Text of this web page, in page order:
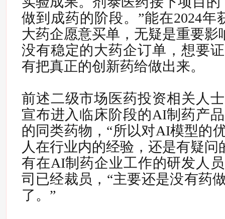
做到成药的阶段。”能在2024年
大药企愿意买单，无疑是重要影
没有稳定的大药企订单，想要
有把真正的创新药给做出来。
前述二级市场医药投资相关人
宣布进入临床阶段的AI制药产
的同类药物，“所以对AI模型的
人在行业内的经验，还是有疑问
有在AI制药企业工作的研发人
司已经裁员，“主要还是没有药
了。”